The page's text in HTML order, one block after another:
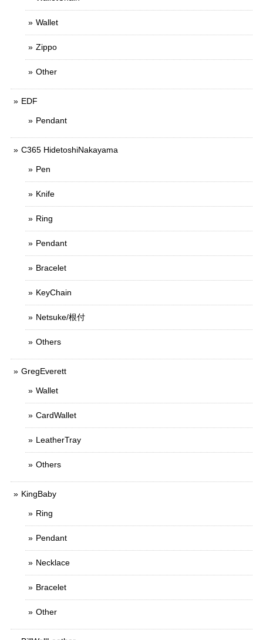
Wallet
Zippo
Other
EDF
Pendant
C365 HidetoshiNakayama
Pen
Knife
Ring
Pendant
Bracelet
KeyChain
Netsuke/根付
Others
GregEverett
Wallet
CardWallet
LeatherTray
Others
KingBaby
Ring
Pendant
Necklace
Bracelet
Other